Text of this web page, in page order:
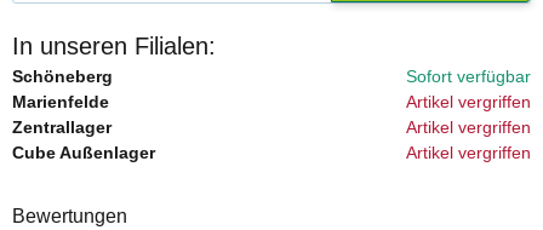
In unseren Filialen:
Schöneberg
Sofort verfügbar
Marienfelde
Artikel vergriffen
Zentrallager
Artikel vergriffen
Cube Außenlager
Artikel vergriffen
Bewertungen